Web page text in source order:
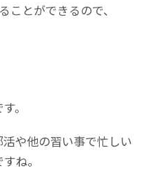
ことができるので、
。
や他の習い事で忙しい
ね。